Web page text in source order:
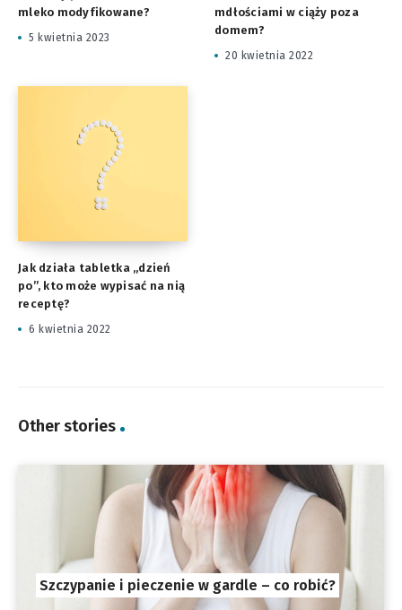
mleko modyfikowane?
5 kwietnia 2023
mdłościami w ciąży poza
domem?
20 kwietnia 2022
Jak działa tabletka „dzień
po”, kto może wypisać na nią
receptę?
6 kwietnia 2022
Other stories
Szczypanie i pieczenie w gardle – co robić?